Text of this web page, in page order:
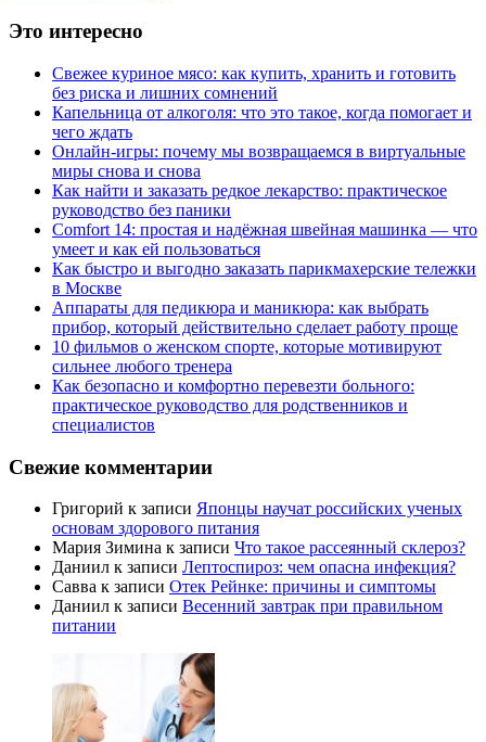
Это интересно
Свежее куриное мясо: как купить, хранить и готовить
без риска и лишних сомнений
Капельница от алкоголя: что это такое, когда помогает и
чего ждать
Онлайн-игры: почему мы возвращаемся в виртуальные
миры снова и снова
Как найти и заказать редкое лекарство: практическое
руководство без паники
Comfort 14: простая и надёжная швейная машинка — что
умеет и как ей пользоваться
Как быстро и выгодно заказать парикмахерские тележки
в Москве
Аппараты для педикюра и маникюра: как выбрать
прибор, который действительно сделает работу проще
10 фильмов о женском спорте, которые мотивируют
сильнее любого тренера
Как безопасно и комфортно перевезти больного:
практическое руководство для родственников и
специалистов
Свежие комментарии
Григорий к записи Японцы научат российских ученых
основам здорового питания
Мария Зимина к записи Что такое рассеянный склероз?
Даниил к записи Лептоспироз: чем опасна инфекция?
Савва к записи Отек Рейнке: причины и симптомы
Даниил к записи Весенний завтрак при правильном
питании